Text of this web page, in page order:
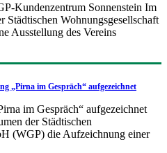
Kundenzentrum Sonnenstein Im
Städtischen Wohnungsgesellschaft
Ausstellung des Vereins
„Pirna im Gespräch“ aufgezeichnet
im Gespräch“ aufgezeichnet
der Städtischen
(WGP) die Aufzeichnung einer